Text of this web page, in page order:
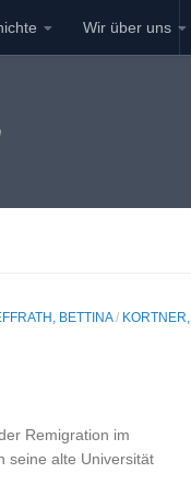
Wir über uns
BETTINA/ KORTNER,
Remigration im
seine alte Universität